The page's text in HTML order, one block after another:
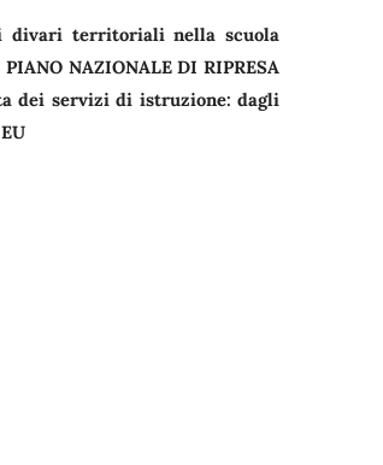
divari territoriali nella scuola
NAZIONALE DI RIPRESA
dei servizi di istruzione: dagli